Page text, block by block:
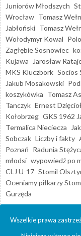
Juniorów Młodszych
Wrocław Tomasz
Jabłoński Tomasz
Wołodymyr Kowal
Zagłębie Sosnowiec
Kujawa
Jarosław
MKS Kluczbork Socios
Jakub Mosakowski
koszykówka Tomasz
Tanczyk Ernest Dzięcioł
Kołobrzeg GKS 1962
Termalica Nieciecza
Sobczak Liczby i fakty
Poznań Radunia
młodsi wypowiedź po
CLJ U-17 Stomil
Oceniamy piłkarzy
Gurzęda
Wszelkie prawa